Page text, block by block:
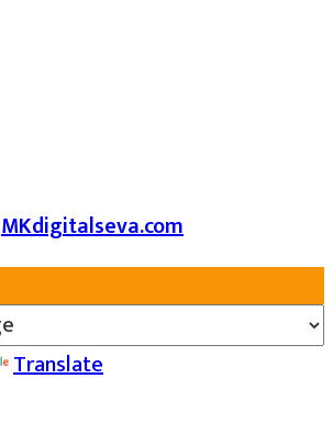
MKdigitalseva.com
Translate